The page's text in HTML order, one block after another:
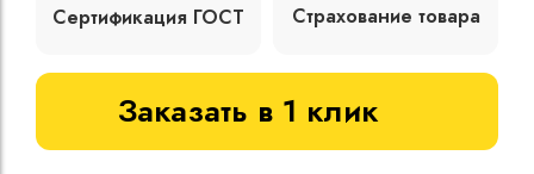
Сертификация ГОСТ Страхование товара
Заказать в 1 клик